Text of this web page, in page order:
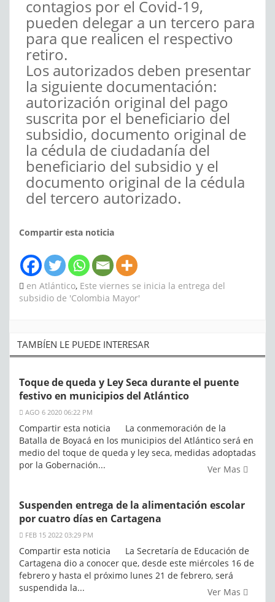
contagios por el Covid-19,
pueden delegar a un tercero para
para que realicen el respectivo
retiro.
Los autorizados deben presentar
la siguiente documentación:
autorización original del pago
suscrita por el beneficiario del
subsidio, documento original de
la cédula de ciudadanía del
beneficiario del subsidio y el
documento original de la cédula
del tercero autorizado.
Compartir esta noticia
en Atlántico, Este viernes se inicia la entrega del
subsidio de 'Colombia Mayor'
TAMBÍEN LE PUEDE INTERESAR
Toque de queda y Ley Seca durante el puente
festivo en municipios del Atlántico
AGO 6 2020 06:22 PM
Compartir esta noticia La conmemoración de la
Batalla de Boyacá en los municipios del Atlántico será en
medio del toque de queda y ley seca, medidas adoptadas
por la Gobernación...
Ver Mas
Suspenden entrega de la alimentación escolar
por cuatro días en Cartagena
FEB 15 2022 03:29 PM
Compartir esta noticia La Secretaría de Educación de
Cartagena dio a conocer que, desde este miércoles 16 de
febrero y hasta el próximo lunes 21 de febrero, será
suspendida la...
Ver Mas